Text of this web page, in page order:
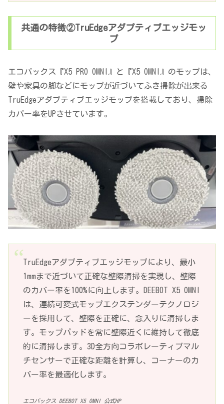
共通の特徴②TruEdgeアダプティブエッジモッ
プ
エコバックス『X5 PRO OMNI』と『X5 OMNI』のモップは、
壁や家具の脚などにモップが近づいてふき掃除が出来る
TruEdgeアダプティブエッジモップを搭載しており、掃除
カバー率をUPさせています。
TruEdgeアダプティブエッジモップにより、最小
1mmまで近づいて正確な壁際清掃を実現し、壁際
のカバー率を100%に向上します。DEEBOT X5 OMNI
は、連続可変式モップエクステンダーテクノロジ
ーを採用して、壁際を正確に、念入りに清掃しま
す。モップパッドを常に壁際近くに維持して徹底
的に清掃します。3D全方向コラボレーティブマル
チセンサーで正確な距離を計算し、コーナーのカ
バー率を最適化します。
エコバックス DEEBOT X5 OMNI 公式HP